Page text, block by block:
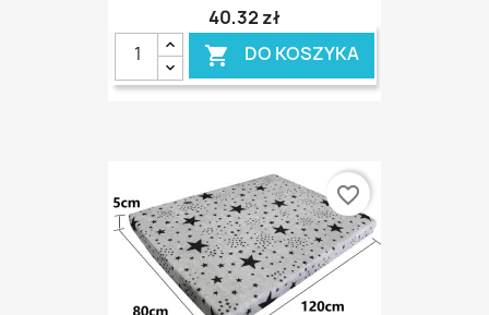
40,32 zł
 DO KOSZYKA
favorite_border